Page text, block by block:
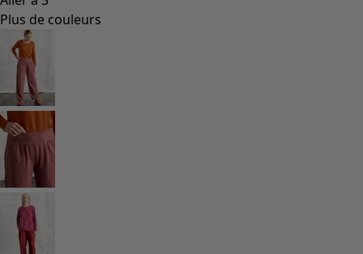
Styles de vétements
Vêtements en lin
Robes de style hippie
Grandes Tailles
À fleurs
Vêtements hippies
Une mode scandinave
Superpositions